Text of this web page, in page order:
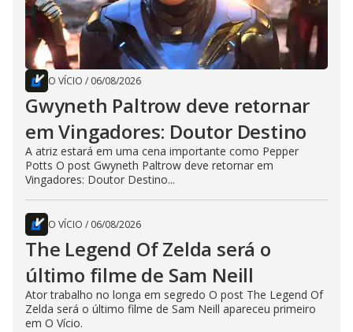
O VÍCIO / 06/08/2026
Gwyneth Paltrow deve retornar
em Vingadores: Doutor Destino
A atriz estará em uma cena importante como Pepper
Potts O post Gwyneth Paltrow deve retornar em
Vingadores: Doutor Destino...
O VÍCIO / 06/08/2026
The Legend Of Zelda será o
último filme de Sam Neill
Ator trabalho no longa em segredo O post The Legend Of
Zelda será o último filme de Sam Neill apareceu primeiro
em O Vício.